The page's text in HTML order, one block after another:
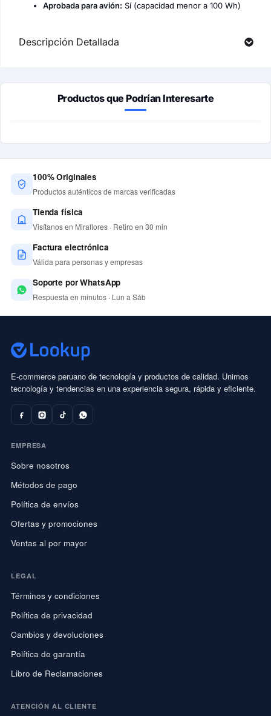
Aprobada para avión: Sí (capacidad menor a 100 Wh)
Descripción Detallada
Productos que Podrían Interesarte
100% Originales
Productos auténticos de marcas verificadas
Tienda física
Visítanos en Miraflores · Retiro en 30 min
Factura electrónica
Válida para personas y empresas
Soporte por WhatsApp
Respuesta en minutos · Lun a Sáb
E-commerce peruano de tecnología y productos de calidad. Unimos
tecnología y tendencias en una experiencia segura, rápida y eficiente.
EMPRESA
Sobre nosotros
Métodos de pago
Política de envíos
Ofertas y promociones
Ventas al por mayor
LEGAL
Términos y condiciones
Política de privacidad
Cambios y devoluciones
Política de garantía
Libro de Reclamaciones
ATENCIÓN AL CLIENTE